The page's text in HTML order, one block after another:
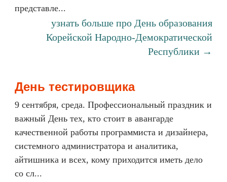
представле...
узнать больше про День образования
Корейской Народно-Демократической
Республики →
День тестировщика
9 сентября, среда. Профессиональный праздник и
важный День тех, кто стоит в авангарде
качественной работы программиста и дизайнера,
системного администратора и аналитика,
айтишника и всех, кому приходится иметь дело
со сл...